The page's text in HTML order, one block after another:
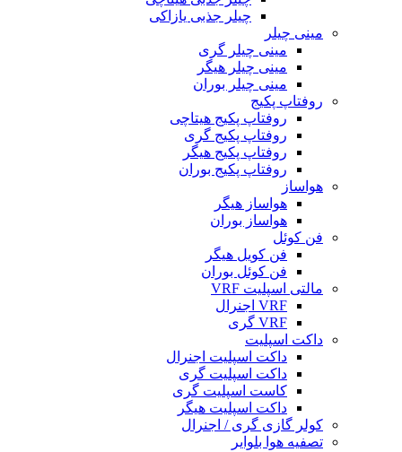
چیلر جذبی یازاکی
مینی چیلر
مینی چیلر گری
مینی چیلر هیگر
مینی چیلر بوران
روفتاپ پکیج
روفتاپ پکیج هیتاچی
روفتاپ پکیج گری
روفتاپ پکیج هیگر
روفتاپ پکیج بوران
هواساز
هواساز هیگر
هواساز بوران
فن کوئل
فن کویل هیگر
فن کوئل بوران
مالتی اسپلیت VRF
VRF اجنرال
VRF گری
داکت اسپلیت
داکت اسپلیت اجنرال
داکت اسپلیت گری
کاست اسپلیت گری
داکت اسپلیت هیگر
کولر گازی گری / اجنرال
تصفیه هوا بلوایر